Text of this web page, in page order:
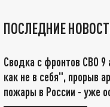
ПОСЛЕДНИЕ
Сводка с фронтов СВО
как не в себя", прорыв
пожары в России - уже